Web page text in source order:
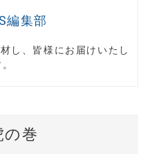
編集部
し、皆様にお届けいたし
の巻